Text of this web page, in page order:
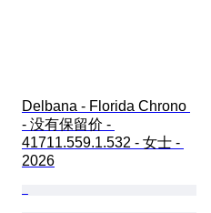
Delbana - Florida Chrono
- 没有保留价 -
41711.559.1.532 - 女士 -
2026